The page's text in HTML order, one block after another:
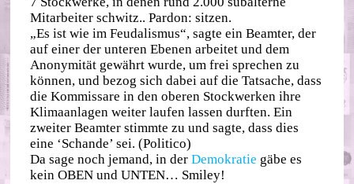
Mitarbeiter schwitz.. Pardon: sitzen.
„Es ist wie im Feudalismus“, sagte ein Beamter, der
auf einer der unteren Ebenen arbeitet und dem
Anonymität gewährt wurde, um frei sprechen zu
können, und bezog sich dabei auf die Tatsache, dass
die Kommissare in den oberen Stockwerken ihre
Klimaanlagen weiter laufen lassen durften. Ein
zweiter Beamter stimmte zu und sagte, dass dies
eine ‘Schande’ sei. (Politico)
Da sage noch jemand, in derDemokratie gäbe es
kein OBEN und UNTEN… Smiley!